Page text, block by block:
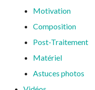
Motivation
Composition
Post-Traitement
Matériel
Astuces photos